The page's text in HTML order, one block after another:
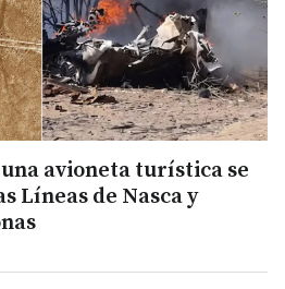
avioneta turística se
Líneas de Nasca y